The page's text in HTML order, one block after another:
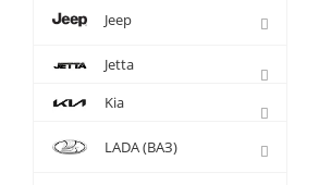
Jeep
Jetta
Kia
LADA (ВАЗ)